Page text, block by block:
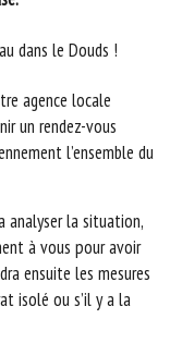
dans le Douds !
agence locale
un rendez-vous
l’ensemble du
analyser la situation,
à vous pour avoir
ensuite les mesures
isolé ou s’il y a la